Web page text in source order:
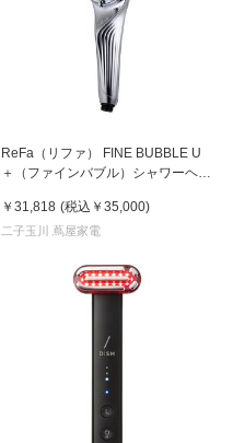
ReFa（リファ） FINE BUBBLE U
＋（ファインバブル）シャワーヘッ
￥31,818 (税込 ￥35,000)
二子玉川 蔦屋家電